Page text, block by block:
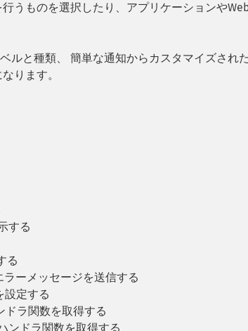
うものを選択したり、アプリケーションや
ルと種類、 簡単な通知からカスタマイズされ
ります。
する
る
ーメッセージを送信する
設定する
ラ関数を取得する
ンドラ関数を取得する